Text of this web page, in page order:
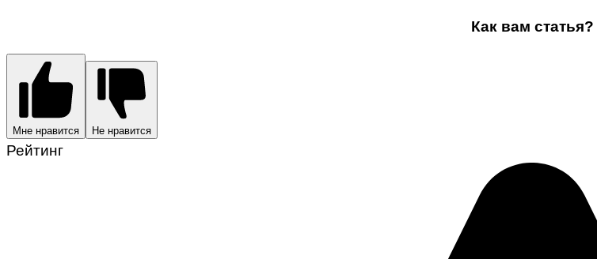
Как вам статья?
Мне нравится Не нравится
Рейтинг